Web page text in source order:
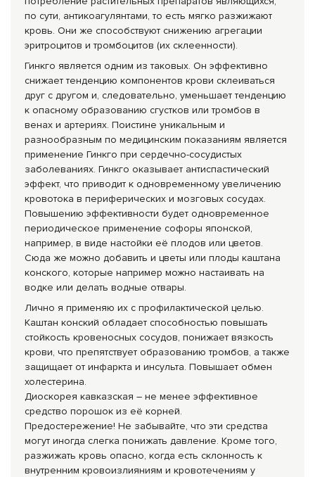
по сути, антикоагулянтами, то есть мягко разжижают
кровь. Они же способствуют снижению агрегации
эритроцитов и тромбоцитов (их склеенности).
Гинкго является одним из таковых. Он эффективно
снижает тенденцию компонентов крови склеиваться
друг с другом и, следовательно, уменьшает тенденцию
к опасному образованию сгустков или тромбов в
венах и артериях. Поистине уникальным и
разнообразным по медицинским показаниям является
применение Гинкго при сердечно-сосудистых
заболеваниях. Гинкго оказывает антиспастический
эффект, что приводит к одновременному увеличению
кровотока в периферических и мозговых сосудах.
Повышению эффективности будет одновременное
периодическое применение софоры японской,
например, в виде настойки её плодов или цветов.
Сюда же можно добавить и цветы или плоды каштана
конского, которые например можно наста­ивать на
водке или делать водные отвары.
Лично я применяю их с профилактической целью.
Каштан конский обладает способностью повышать
стойкость кровеносных сосудов, понижает вязкость
крови, что препятствует образованию тромбов, а также
защищает от инфаркта и инсульта. Повышает обмен
холестерина.
Диоскорея кавказская – не менее эффектив­ное
средство порошок из её корней.
Предостережение! Не забывайте, что эти средства
могут иногда слегка понижать давление. Кроме того,
разжижать кровь опасно, когда есть склонность к
внутренним кровоизлияниям и кровотечениям у